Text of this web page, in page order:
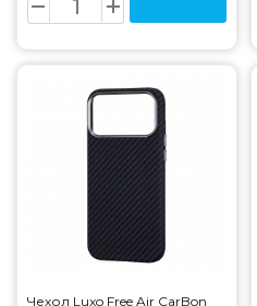
Чехол Luxo Free Air CarBon